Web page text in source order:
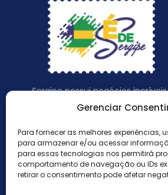
Gerenciar
Para fornecer as melhores
para armazenar e/ou acessar
para essas tecnologias nos permitirá
comportamento de navegação ou IDs
retirar o consentimento pode afetar
Sergipe possui negócios
empreendedores fantásticos,